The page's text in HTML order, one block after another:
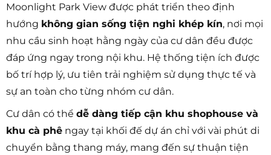
Moonlight Park View được phát triển theo định
hướng không gian sống tiện nghi khép kín, nơi mọi
nhu cầu sinh hoạt hằng ngày của cư dân đều được
đáp ứng ngay trong nội khu. Hệ thống tiện ích được
bố trí hợp lý, ưu tiên trải nghiệm sử dụng thực tế và
sự an toàn cho từng nhóm cư dân.
Cư dân có thể dễ dàng tiếp cận khu shophouse và
khu cà phê ngay tại khối đế dự án chỉ với vài phút di
chuyển bằng thang máy, mang đến sự thuận tiện